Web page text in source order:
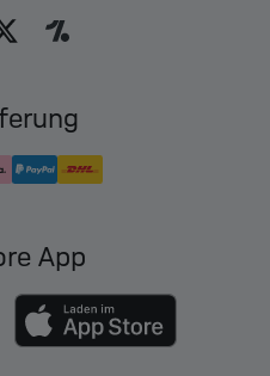
App